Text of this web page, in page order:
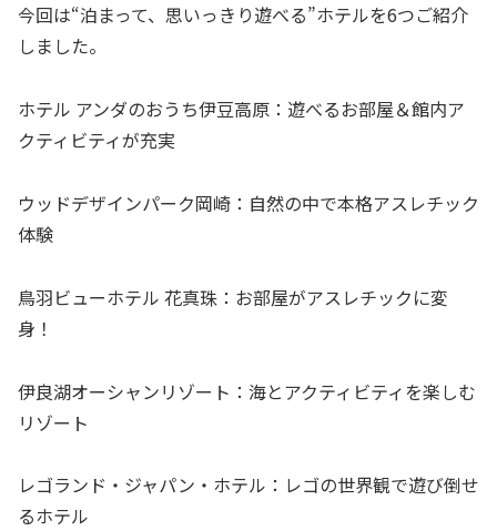
今回は“泊まって、思いっきり遊べる”ホテルを6つご紹介
しました。
ホテル アンダのおうち伊豆高原：遊べるお部屋＆館内ア
クティビティが充実
ウッドデザインパーク岡崎：自然の中で本格アスレチック
体験
鳥羽ビューホテル 花真珠：お部屋がアスレチックに変
身！
伊良湖オーシャンリゾート：海とアクティビティを楽しむ
リゾート
レゴランド・ジャパン・ホテル：レゴの世界観で遊び倒せ
るホテル